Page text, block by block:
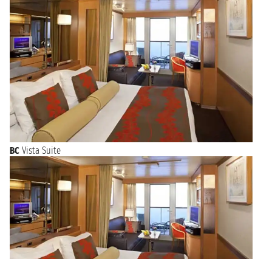
BC Vista Suite